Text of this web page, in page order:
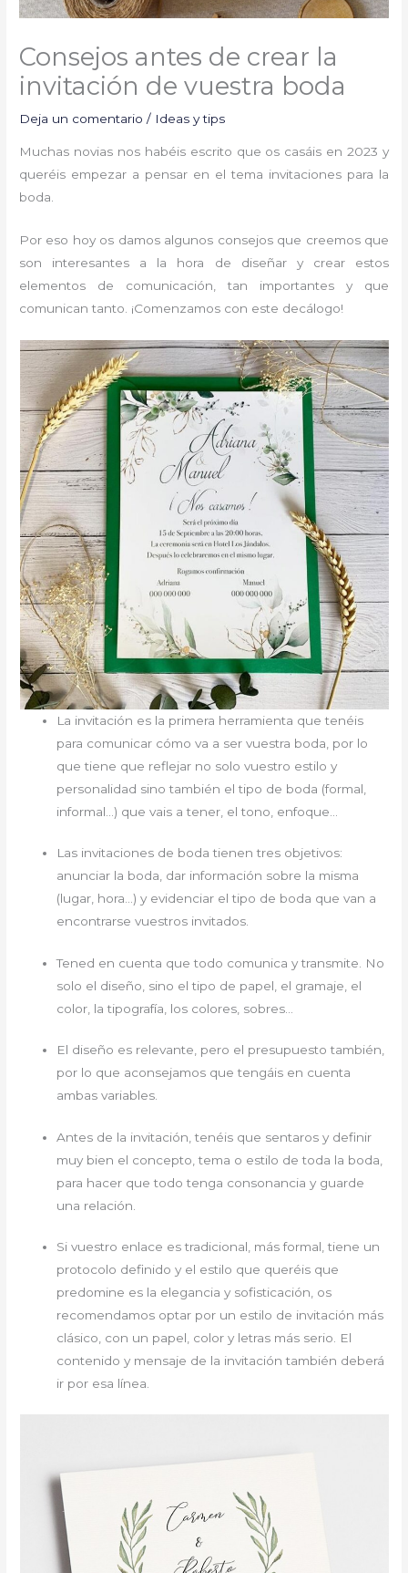
Consejos antes de crear la
invitación de vuestra boda
Deja un comentario / Ideas y tips
Muchas novias nos habéis escrito que os casáis en 2023 y
queréis empezar a pensar en el tema invitaciones para la
boda.
Por eso hoy os damos algunos consejos que creemos que
son interesantes a la hora de diseñar y crear estos
elementos de comunicación, tan importantes y que
comunican tanto. ¡Comenzamos con este decálogo!
La invitación es la primera herramienta que tenéis
para comunicar cómo va a ser vuestra boda, por lo
que tiene que reflejar no solo vuestro estilo y
personalidad sino también el tipo de boda (formal,
informal…) que vais a tener, el tono, enfoque…
Las invitaciones de boda tienen tres objetivos:
anunciar la boda, dar información sobre la misma
(lugar, hora…) y evidenciar el tipo de boda que van a
encontrarse vuestros invitados.
Tened en cuenta que todo comunica y transmite. No
solo el diseño, sino el tipo de papel, el gramaje, el
color, la tipografía, los colores, sobres…
El diseño es relevante, pero el presupuesto también,
por lo que aconsejamos que tengáis en cuenta
ambas variables.
Antes de la invitación, tenéis que sentaros y definir
muy bien el concepto, tema o estilo de toda la boda,
para hacer que todo tenga consonancia y guarde
una relación.
Si vuestro enlace es tradicional, más formal, tiene un
protocolo definido y el estilo que queréis que
predomine es la elegancia y sofisticación, os
recomendamos optar por un estilo de invitación más
clásico, con un papel, color y letras más serio. El
contenido y mensaje de la invitación también deberá
ir por esa línea.